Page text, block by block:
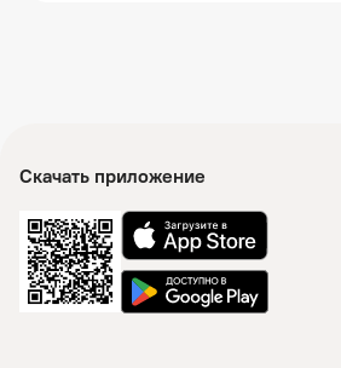
Скачать приложение